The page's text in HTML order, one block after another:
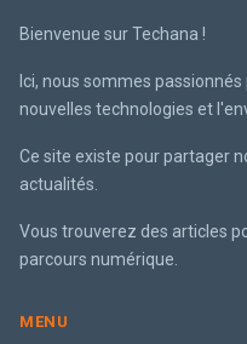
Bienvenue sur Techana !
Ici, nous sommes
nouvelles technologies et
Ce site existe pour partager
actualités.
Vous trouverez des articles
parcours numérique.
MENU